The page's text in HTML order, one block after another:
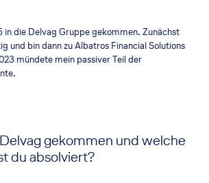
in die Delvag Gruppe gekommen. Zunächst
und bin dann zu Albatros Financial Solutions
mündete mein passiver Teil der
gekommen und welche
du absolviert?